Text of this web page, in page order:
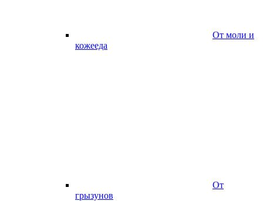
От моли и
кожееда
От
грызунов